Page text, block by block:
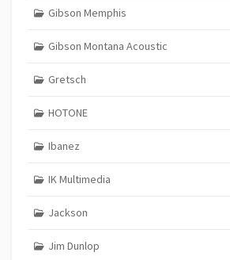
Gibson Memphis
Gibson Montana Acoustic
Gretsch
HOTONE
Ibanez
IK Multimedia
Jackson
Jim Dunlop